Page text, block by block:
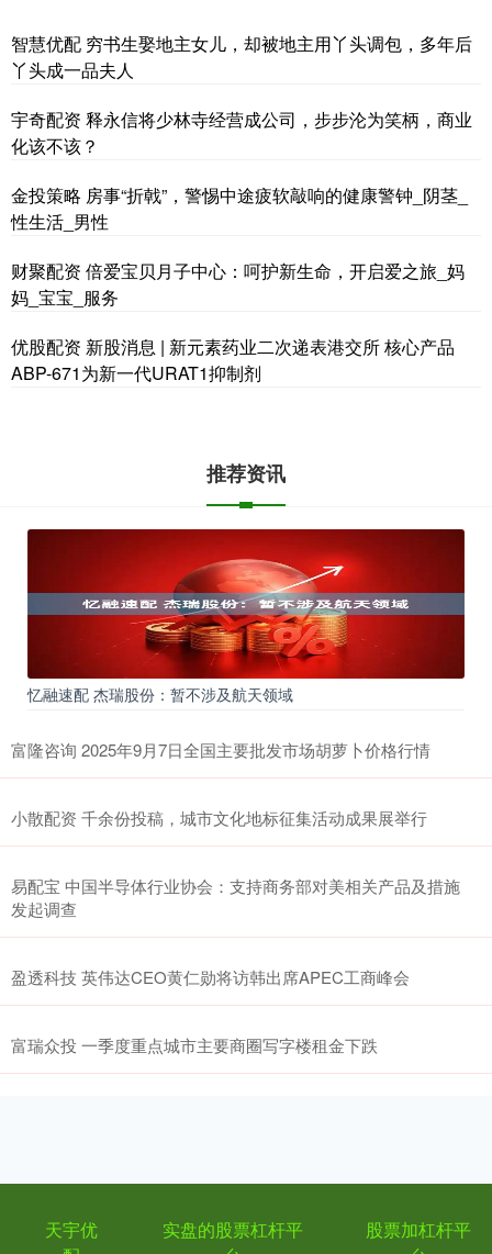
智慧优配 穷书生娶地主女儿，却被地主用丫头调包，多年后
丫头成一品夫人
宇奇配资 释永信将少林寺经营成公司，步步沦为笑柄，商业
化该不该？
金投策略 房事“折戟”，警惕中途疲软敲响的健康警钟_阴茎_
性生活_男性
财聚配资 倍爱宝贝月子中心：呵护新生命，开启爱之旅_妈
妈_宝宝_服务
优股配资 新股消息 | 新元素药业二次递表港交所 核心产品
ABP-671为新一代URAT1抑制剂
推荐资讯
忆融速配 杰瑞股份：暂不涉及航天领域
富隆咨询 2025年9月7日全国主要批发市场胡萝卜价格行情
小散配资 千余份投稿，城市文化地标征集活动成果展举行
易配宝 中国半导体行业协会：支持商务部对美相关产品及措施
发起调查
盈透科技 英伟达CEO黄仁勋将访韩出席APEC工商峰会
富瑞众投 一季度重点城市主要商圈写字楼租金下跌
天宇优
实盘的股票杠杆平
股票加杠杆平